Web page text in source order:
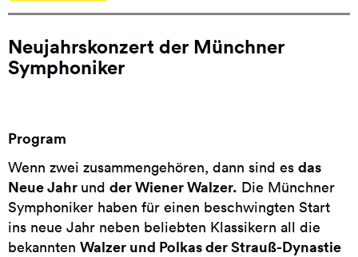
Neujahrskonzert der Münchner
Symphoniker
Program
Wenn zwei zusammengehören, dann sind es das
Neue Jahr und der Wiener Walzer. Die Münchner
Symphoniker haben für einen beschwingten Start
ins neue Jahr neben beliebten Klassikern all die
bekannten Walzer und Polkas der Strauß-Dynastie